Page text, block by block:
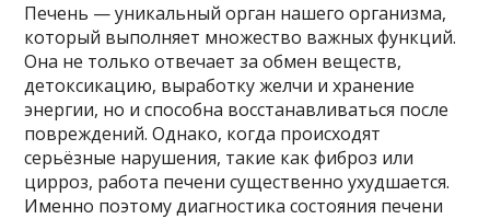
Печень — уникальный орган нашего организма,
который выполняет множество важных функций.
Она не только отвечает за обмен веществ,
детоксикацию, выработку желчи и хранение
энергии, но и способна восстанавливаться после
повреждений. Однако, когда происходят
серьёзные нарушения, такие как фиброз или
цирроз, работа печени существенно ухудшается.
Именно поэтому диагностика состояния печени